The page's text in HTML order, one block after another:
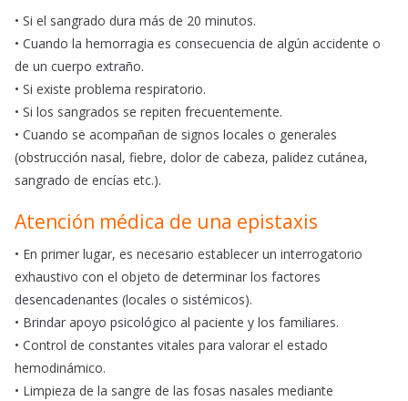
• Si el sangrado dura más de 20 minutos.
• Cuando la hemorragia es consecuencia de algún accidente o
de un cuerpo extraño.
• Si existe problema respiratorio.
• Si los sangrados se repiten frecuentemente.
• Cuando se acompañan de signos locales o generales
(obstrucción nasal, fiebre, dolor de cabeza, palidez cutánea,
sangrado de encías etc.).
Atención médica de una epistaxis
• En primer lugar, es necesario establecer un interrogatorio
exhaustivo con el objeto de determinar los factores
desencadenantes (locales o sistémicos).
• Brindar apoyo psicológico al paciente y los familiares.
• Control de constantes vitales para valorar el estado
hemodinámico.
• Limpieza de la sangre de las fosas nasales mediante